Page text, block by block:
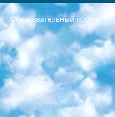
Образовательный портал
РЕСПУБЛИКА УЗБЕКИСТАН МИНИСТРЕРСТВО ДОШКОЛЬНОГО И ШКОЛЬНОГО ОБРАЗОВАНИЯ КОМАНДА в общеобразовательных учреждениях в 2023-2024 учебном году организация и проведение итоговой государственной аттестации обучающихся о Министра дошкольного и школьного образования Республики Узбекистан от 4 марта 2008 года (постановлением Минюста от 20 марта 2008 года № 1778 государственной регистрации) «Итоговое состояние учащихся общего среднего образования на основании положения об утверждении положения об аттестации общего среднего образования выпускной экзамен студентов в образовательных учреждениях в 2023-2024 учебном году В целях организации и прохождения аттестации приказываю: 1. Следующее: перечень предметов, по которым будет проводиться итоговая государственная аттестация и экзамен формы перевода согласно приложению 1; сертификаты международного образца, оценивающие уровень владения иностранными языками перечень согласно приложению 2; 2. Педагогический при специализированных образовательных учреждениях. научно-практический центр квалификации и международной оценки (Д.Давидова) 2024 г. До 25 марта: задания по предметам, по которым будет проводиться итоговая аттестация разработка и утверждение технических условий; итоговая аттестация на основании разработанного предметного задания разработка вопросов по предметам (устно и письменно), экзамен передача; общеобразовательные средние школы и специальные учебные заведения учащиеся выпускных классов школ и интернатов в агентской системе подготовка базы данных экзаменационных материалов и критериев оценки; перевод базы экзаменационных материалов на все языки обучения подать в Республиканский образовательный центр для изготовления; варианты экзаменов на основе разработанных контрольных материалов пусть будут поставлены задачи формирования. 3. Республиканский образовательный центр (Ш.Худайкулов) до 5 апреля 2024 года. до: база данных предоставленных экзаменационных материалов на все языки обучения перевод и экспертиза; для слепых, слабовидящих, глухих, слабослышащих и умственно отсталых детей учащиеся выпускных классов специализированных школ и школ-интернатов база данных экзаменационных материалов на всех преподаваемых языках подготовка критериев оценки; специализированные школы для умственно отсталых детей и технологии для учащихся выпускных классов школ-интернатов разработка соответствующих рекомендаций и критериев проведения ЕГЭ по естествознанию давать задания. 4. Педагогический при специализированных образовательных учреждениях. Научно-практический центр навыков и международной оценки (Д.Давидова), Республика образовательный центр (Худайкулов Ш.) итоговый государственный аттестационный экзамен ориентирован на творческое и логическое мышление при подготовке базы материалов учитывать введение заданий. 5. Следует отметить, что: сертификат государственного образца о знании общеобразовательного предмета и как минимум национальный уровень B1 по предметам на иностранных языках, указанным в Приложении 2. или международно признанный сертификат эквивалентного уровня студенты, изучающие определенный предмет, освобождаются от экзамена; по соответствующим предметам запланирована итоговая государственная аттестация за день до дня, путем жеребьевки Рабочей группой (в письменной форме по предметам, проводимым в форме) из числа сформированных вариантов выбрано 2 варианта; 2 выбранных варианта экзамена анонсированы на официальном сайте министерства и все выпускники по всей стране на основе этих вариантов проводит итоговую государственную аттестацию. 6. Государственное образование учащихся средних общеобразовательных учреждений. знания в соответствии с квалификационными требованиями, которые необходимо приобрести на основании стандартов итоговый (выпускной) контроль для 9 и 11 классов в целях тестирования Экзамены (далее – экзамены) состоят из предметов, перечисленных в приложении 1. будет сделано. 7. Экзамены пройдут с 26 мая по 15 июня 2024 г. (кроме науки физического воспитания). 8. Физическая для учащихся 9 классов общесредних образовательных учреждений. Экзамены по предмету «Образование, квалификация медицина» 1-6 мая 2024 года. сотрудники перевести под присмотр (с отклонениями в физическом или умственном развитии) специализированная школа для детей, школы-интернаты и со сколиозом школы-интернаты санаторного типа для больных детей исключены). 9. Он был слепым, слабовидящим и имел нарушения опорно-двигательного аппарата. экзамены в специализированных школах и интернатах для детей должны проводиться исходя из требований, предъявляемых к общеобразовательным учреждениям (физкультура кроме науки). 10. Специализированная школа для глухих и слабослышащих детей. и экзамены в интернатах и быть реализован в виде письменного теста по математике. 11. Специальность для умственно отсталых детей. Для 9 класса Родной язык и литературное письмо Государственный язык (язык обучения – узбекский). для неклассов) написано Математическое письмо Письменная/устная история Узбекистана Физическое воспитание практично Итоговый контроль Для 11 класса Написание родного языка и литературы (эссе) Математическое письмо Узбекский язык (обучение на узбекском языке) не посещающее общее среднее образование для учреждений)/Образовательное учреждение выбор письменный и устный Иностранный язык письменный/устный Письменная/устная история Узбекистана *По выбору студента:  Химия  Физика  Основы государственного права  География 10 бесплатных образовательных ресурсов - Мы составили подборку онлайн-проектов с интерактивными упражнениями, видеолекциями и статьями. Они помогут вам обрести новые и освежить старые знания бесплатно. 1. «ИНТУИТ» Старейшая образовательная площадка Рунета. Здесь вы найдёте сотни текстовых и видеокурсов на десятки различных тем — от программирования до психологии. Многие курсы подготовлены российскими университетами и крупными международными компаниями вроде Intel и Microsoft. Самостоятельное обучение бесплатное, но желающие могут оплатить услуги персональных наставников. 2. «Смартия»